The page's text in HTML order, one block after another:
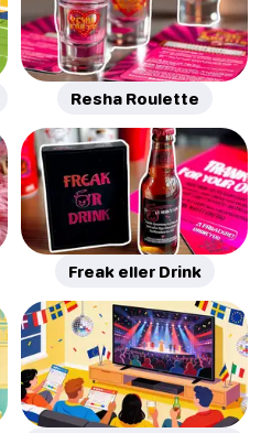
Resha Roulette
Freak eller Drink